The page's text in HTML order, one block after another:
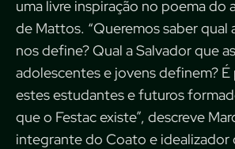
uma livre inspiração no poema do
de Mattos. “Queremos saber qual
nos define? Qual a Salvador que
adolescentes e jovens definem? É
estes estudantes e futuros
que o Festac existe”, descreve
integrante do Coato e idealizador